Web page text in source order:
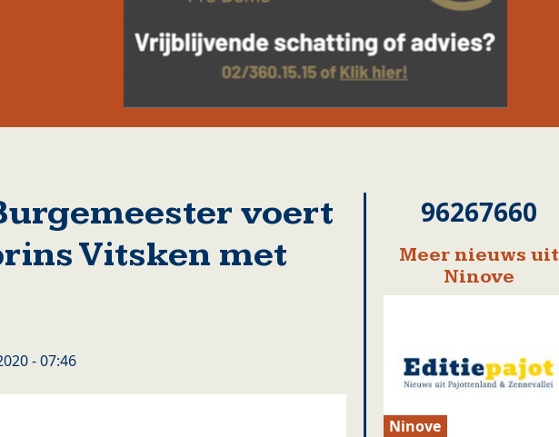
voert
Vitsken met
- 07:46
96267660
Meer nieuws uit
Ninove
Ninove